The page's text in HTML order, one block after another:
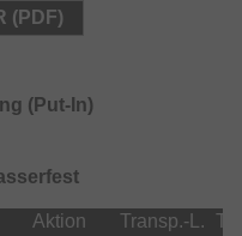
und Dunkelheit
und robustem
(PDF)
(Put-In)
Aktion Transp.-L.